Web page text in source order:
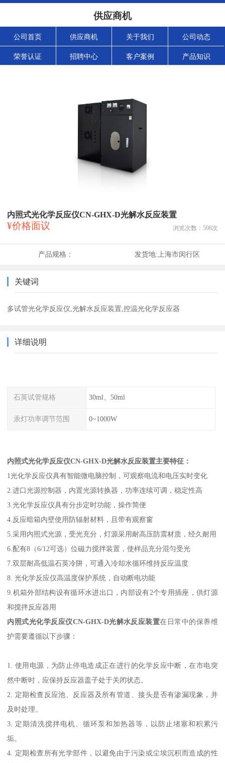
供应商机
公司首页 供应商机 关于我们 公司动态
荣誉认证 招聘中心 客户案例 产品知识
内照式光化学反应仪CN-GHX-D光解水反应装置
¥价格面议 浏览次数： 598次
产品规格： 发货地: 上海市闵行区
关键词
多试管光化学反应仪,光解水反应装置,控温光化学反应器
详细说明
石英试管规格 30ml、50ml
汞灯功率调节范围 0~1000W
内照式光化学反应仪CN-GHX-D光解水反应装置主要特征：
1光化学反应仪具有智能微电脑控制，可观察电流和电压实时变化
2.进口光源控制器，内置光源转换器，功率连续可调，稳定性高
3.光化学反应仪具有分步定时功能，操作简便
4.反应暗箱内壁使用防辐射材料，且带有观察窗
5.采用内照式光源，受光充分，灯源采用耐高压防震材质，经久耐用
6.配有8（6/12可选）位磁力搅拌装置，使样品充分混匀受光
7.双层耐高低温石英冷阱，可通入冷却水循环维持反应温度
8. 光化学反应仪高温度保护系统，自动断电功能
9.机箱外部结构设有循环水进出口，内部设有2个专用插座，供灯源
和搅拌反应器用
内照式光化学反应仪CN-GHX-D光解水反应装置在日常中的保养维
护需要遵循以下步骤：
1. 使用电源，为防止停电造成正在进行的化学反应中断，在市电突
然中断时，应保持反应器盖子处于关闭状态。
2. 定期检查反应池、反应器及所有管道、接头是否有渗漏现象，并
及时处理。
3. 定期清洗搅拌电机、循环泵和加热器等，以防止堵塞和积累污
垢。
4. 定期检查所有光学部件，以避免由于污染或尘埃沉积而造成的性